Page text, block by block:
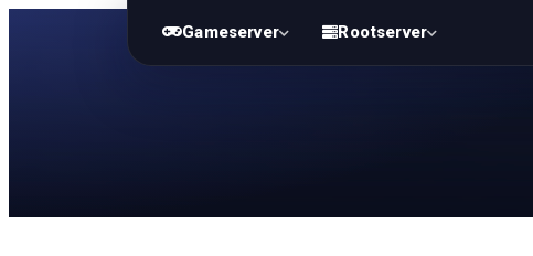
Gameserver Rootserver